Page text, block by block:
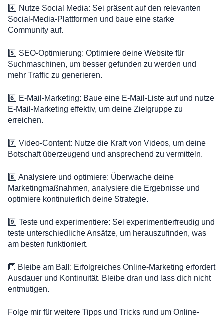
4️⃣ Nutze Social Media: Sei präsent auf den relevanten
Social-Media-Plattformen und baue eine starke
Community auf.
5️⃣ SEO-Optimierung: Optimiere deine Website für
Suchmaschinen, um besser gefunden zu werden und
mehr Traffic zu generieren.
6️⃣ E-Mail-Marketing: Baue eine E-Mail-Liste auf und nutze
E-Mail-Marketing effektiv, um deine Zielgruppe zu
erreichen.
7️⃣ Video-Content: Nutze die Kraft von Videos, um deine
Botschaft überzeugend und ansprechend zu vermitteln.
8️⃣ Analysiere und optimiere: Überwache deine
Marketingmaßnahmen, analysiere die Ergebnisse und
optimiere kontinuierlich deine Strategie.
9️⃣ Teste und experimentiere: Sei experimentierfreudig und
teste unterschiedliche Ansätze, um herauszufinden, was
am besten funktioniert.
🔟 Bleibe am Ball: Erfolgreiches Online-Marketing erfordert
Ausdauer und Kontinuität. Bleibe dran und lass dich nicht
entmutigen.
Folge mir für weitere Tipps und Tricks rund um Online-